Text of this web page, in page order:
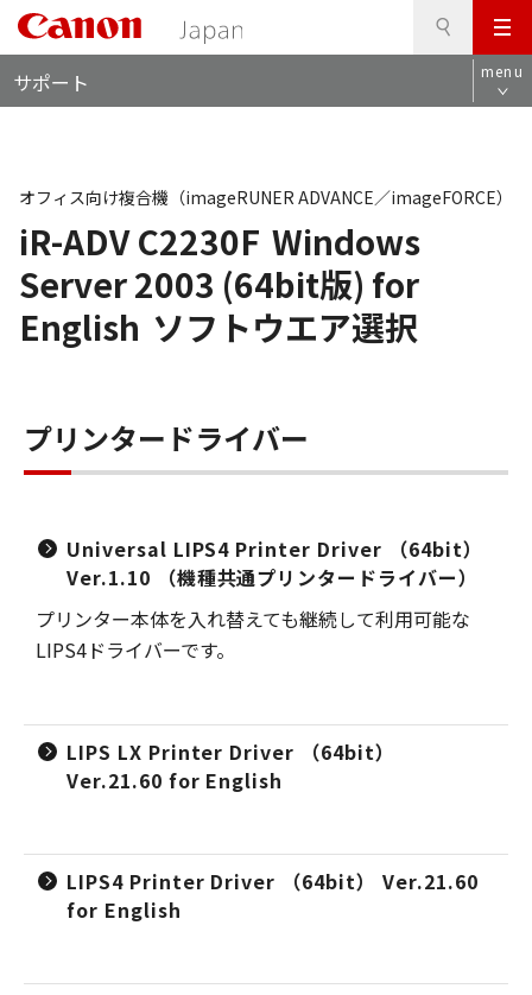
メ
ニ
ュ
サポート menu
iR-ADV C2230F Windows
Server 2003 (64bit版) for
English ソフトウエア選択
オフィス向け複合機（imageRUNER ADVANCE／imageFORCE）
プリンタードライバー
Universal LIPS4 Printer Driver （64bit）
Ver.1.10 （機種共通プリンタードライバー）
プリンター本体を入れ替えても継続して利用可能な
LIPS4ドライバーです。
LIPS LX Printer Driver （64bit）
Ver.21.60 for English
LIPS4 Printer Driver （64bit） Ver.21.60
for English